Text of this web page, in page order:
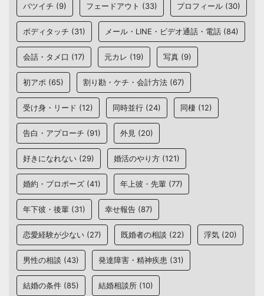
バツイチ (9) フェードアウト (33) プロフィール (30)
ボディタッチ (31) メール・LINE・ビデオ通話・電話 (84)
会話・タメ口 (17) 元カレ (19) 写真 (9)
初アポ (65) 割り勘・ケチ・会計方法 (67)
受け身・リード (12) 同時並行 (24) 同棲 (12)
告白・アプローチ (91) 外見 (20)
好きになれない (29) 婚活のやり方 (121)
婚約・プロポーズ (41) 年上彼・先輩 (77)
年下彼・後輩 (31) 幸せ報告 (87)
恋愛経験が少ない (27) 既婚者の相談 (22) 浮気 (20)
男性の相談 (43) 発達障害・精神疾患 (31)
結婚の条件 (85) 結婚相談所 (10)